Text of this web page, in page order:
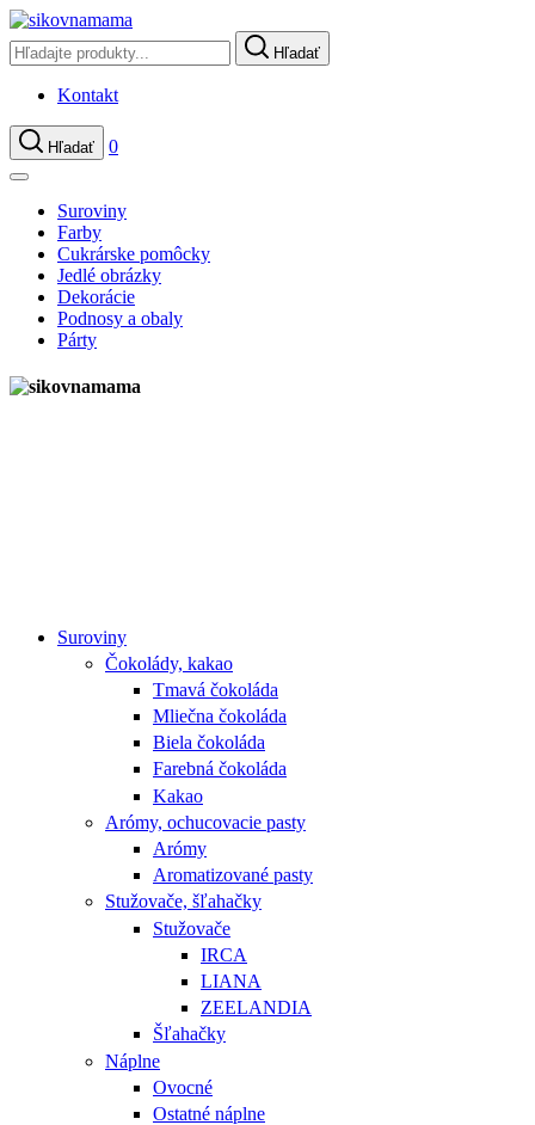
Hľadať
Kontakt
Hľadať 0
Suroviny
Farby
Cukrárske pomôcky
Jedlé obrázky
Dekorácie
Podnosy a obaly
Párty
Suroviny
Čokolády, kakao
Tmavá čokoláda
Mliečna čokoláda
Biela čokoláda
Farebná čokoláda
Kakao
Arómy, ochucovacie pasty
Arómy
Aromatizované pasty
Stužovače, šľahačky
Stužovače
IRCA
LIANA
ZEELANDIA
Šľahačky
Náplne
Ovocné
Ostatné náplne